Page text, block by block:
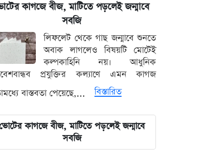
এক ক্লিকেই ফোন-ল্যাপটপের নিয়ন্ত্রণ নিচ্ছে
হ্যাকাররা, পপ-আপ আপডেট নিয়ে কড়া
হুঁশিয়ারি
চাঁদের পৃষ্ঠে ফ্যালকন-৯ রকেটের
অনাকাঙ্ক্ষিত আঘাত
হতে পারে না: ভারপ্রাপ্ত রাষ্ট্রপতি হাফিজ
উদ্দিন
কাগজে বীজ, মাটিতে পড়লেই জন্মাবে
সবজি
লিফলেট থেকে গাছ জন্মাবে শুনতে
অবাক লাগলেও বিষয়টি মোটেই
কল্পকাহিনি নয়। আধুনিক
প্রযুক্তির কল্যাণে এমন কাগজ
বাস্তবতা পেয়েছে,...
বিস্তারিত
কাগজে বীজ, মাটিতে পড়লেই জন্মাবে
সবজি